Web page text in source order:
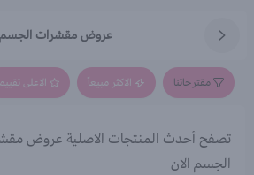
عروض مقشرات الجسم
مقترحاتنا الاكثر مبيعاً الاعلى
تصفح أحدث المنتجات الاصلية عروض
الجسم الان